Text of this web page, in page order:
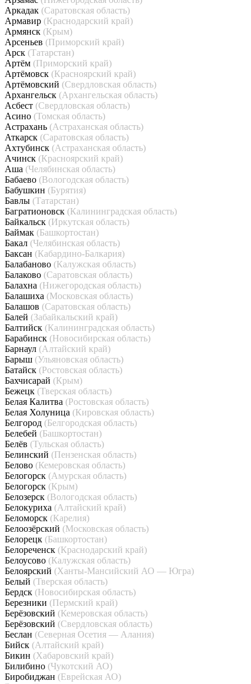
Аркадак (Саратовская область)
Армавир (Краснодарский край)
Армянск (Крым)
Арсеньев (Приморский край)
Арск (Татарстан)
Артём (Приморский край)
Артёмовск (Красноярский край)
Артёмовский (Свердловская область)
Архангельск (Архангельская область)
Асбест (Свердловская область)
Асино (Томская область)
Астрахань (Астраханская область)
Аткарск (Саратовская область)
Ахтубинск (Астраханская область)
Ачинск (Красноярский край)
Аша (Челябинская область)
Бабаево (Вологодская область)
Бабушкин (Бурятия)
Бавлы (Татарстан)
Багратионовск (Калининградская область)
Байкальск (Иркутская область)
Баймак (Башкортостан)
Бакал (Челябинская область)
Баксан (Кабардино-Балкария)
Балабаново (Калужская область)
Балаково (Саратовская область)
Балахна (Нижегородская область)
Балашиха (Московская область)
Балашов (Саратовская область)
Балей (Забайкальский край)
Балтийск (Калининградская область)
Барабинск (Новосибирская область)
Барнаул (Алтайский край)
Барыш (Ульяновская область)
Батайск (Ростовская область)
Бахчисарай (Крым)
Бежецк (Тверская область)
Белая Калитва (Ростовская область)
Белая Холуница (Кировская область)
Белгород (Белгородская область)
Белебей (Башкортостан)
Белёв (Тульская область)
Белинский (Пензенская область)
Белово (Кемеровская область)
Белогорск (Амурская область)
Белогорск (Крым)
Белозерск (Вологодская область)
Белокуриха (Алтайский край)
Беломорск (Карелия)
Белоозёрский (Московская область)
Белорецк (Башкортостан)
Белореченск (Краснодарский край)
Белоусово (Калужская область)
Белоярский (Ханты-Мансийский АО — Югра)
Белый (Тверская область)
Бердск (Новосибирская область)
Березники (Пермский край)
Берёзовский (Кемеровская область)
Берёзовский (Свердловская область)
Беслан (Северная Осетия — Алания)
Бийск (Алтайский край)
Бикин (Хабаровский край)
Билибино (Чукотский АО)
Биробиджан (Еврейская АО)